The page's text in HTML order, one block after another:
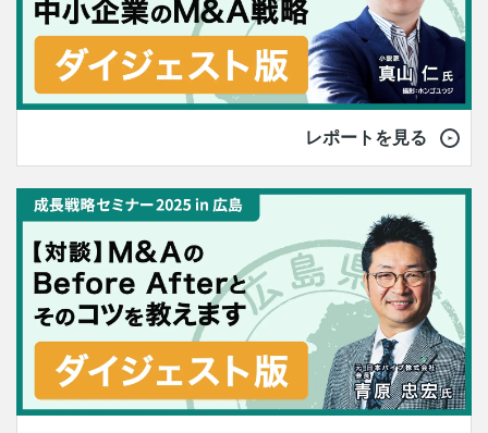
レポートを見る